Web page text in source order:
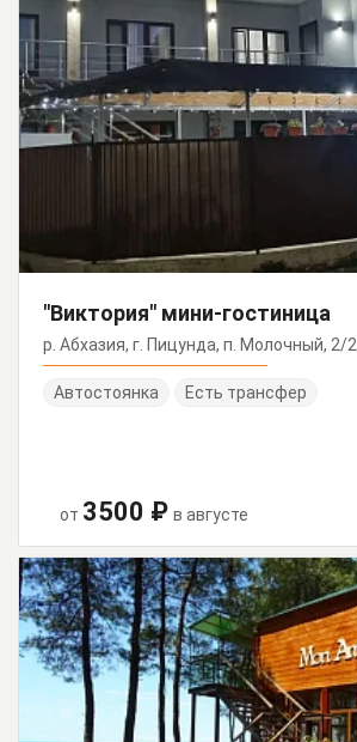
"Виктория" мини-гостиница
р. Абхазия, г. Пицунда, п. Молочный, 2/2
Автостоянка Есть трансфер
от 3500 ₽ в августе